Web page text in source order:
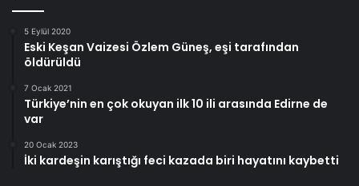
5 Eylül 2020
Eski Keşan Vaizesi Özlem Güneş, eşi tarafından
öldürüldü
7 Ocak 2021
Türkiye’nin en çok okuyan ilk 10 ili arasında Edirne de
var
20 Ocak 2023
İki kardeşin karıştığı feci kazada biri hayatını kaybetti